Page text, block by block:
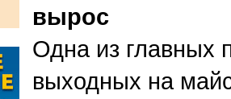
вырос
Одна из главных
выходных на